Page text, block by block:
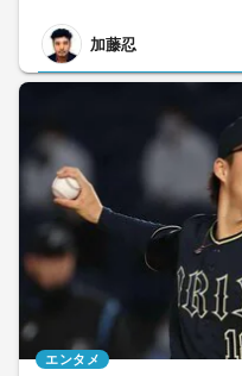
加藤忍
エンタメ